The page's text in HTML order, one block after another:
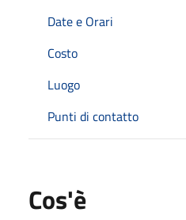
Date e Orari
Costo
Luogo
Punti di contatto
Cos'è